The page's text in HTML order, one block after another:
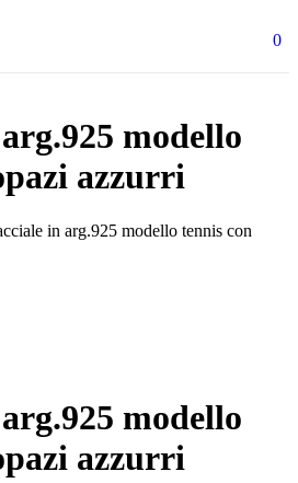
0
modello
azzurri
in arg.925 modello tennis con
modello
azzurri